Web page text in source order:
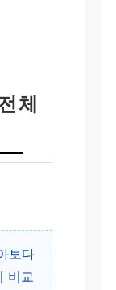
체
보다
비교